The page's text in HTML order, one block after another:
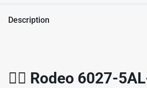
Description
🚴‍♂️ Rodeo 6027-